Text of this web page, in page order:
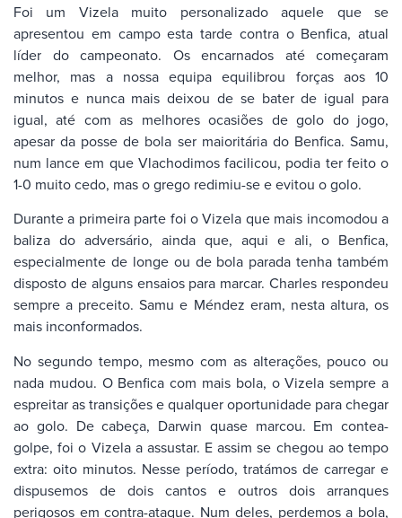
Foi um Vizela muito personalizado aquele que se
apresentou em campo esta tarde contra o Benfica, atual
líder do campeonato. Os encarnados até começaram
melhor, mas a nossa equipa equilibrou forças aos 10
minutos e nunca mais deixou de se bater de igual para
igual, até com as melhores ocasiões de golo do jogo,
apesar da posse de bola ser maioritária do Benfica. Samu,
num lance em que Vlachodimos facilicou, podia ter feito o
1-0 muito cedo, mas o grego redimiu-se e evitou o golo.
Durante a primeira parte foi o Vizela que mais incomodou a
baliza do adversário, ainda que, aqui e ali, o Benfica,
especialmente de longe ou de bola parada tenha também
disposto de alguns ensaios para marcar. Charles respondeu
sempre a preceito. Samu e Méndez eram, nesta altura, os
mais inconformados.
No segundo tempo, mesmo com as alterações, pouco ou
nada mudou. O Benfica com mais bola, o Vizela sempre a
espreitar as transições e qualquer oportunidade para chegar
ao golo. De cabeça, Darwin quase marcou. Em contea-
golpe, foi o Vizela a assustar. E assim se chegou ao tempo
extra: oito minutos. Nesse período, tratámos de carregar e
dispusemos de dois cantos e outros dois arranques
perigosos em contra-ataque. Num deles, perdemos a bola,